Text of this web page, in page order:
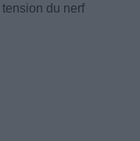
du nerf